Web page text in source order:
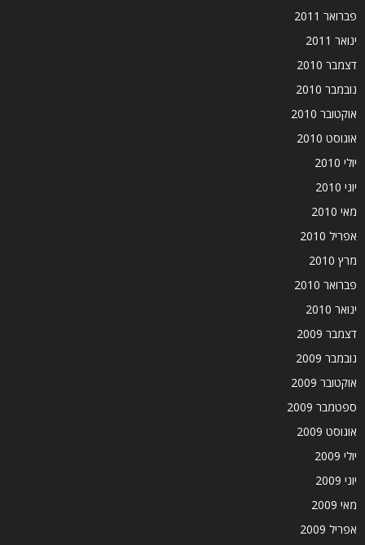
פברואר 2011
ינואר 2011
דצמבר 2010
נובמבר 2010
אוקטובר 2010
אוגוסט 2010
יולי 2010
יוני 2010
מאי 2010
אפריל 2010
מרץ 2010
פברואר 2010
ינואר 2010
דצמבר 2009
נובמבר 2009
אוקטובר 2009
ספטמבר 2009
אוגוסט 2009
יולי 2009
יוני 2009
מאי 2009
אפריל 2009